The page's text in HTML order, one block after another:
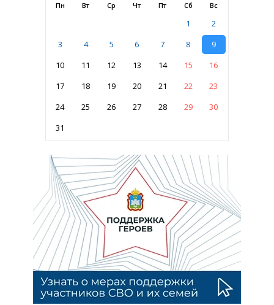
Пн Вт Ср Чт Пт Сб Вс
1
2
3
4 5 6 7 8
9
10
11 12 13 14 15
16
17
18 19 20 21 22
23
24
25 26 27 28 29
30
31